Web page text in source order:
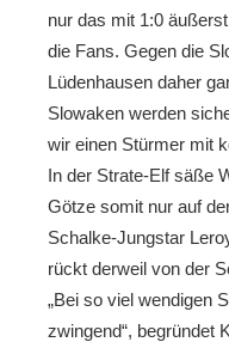
nur das mit 1:0
die Fans. Gegen die
Lüdenhausen daher
Slowaken werden
wir einen Stürmer mit
In der Strate-Elf säße
Götze somit nur auf
Schalke-Jungstar
rückt derweil von der
„Bei so viel wendigen
zwingend“, begründet